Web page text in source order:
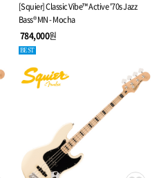
[Squier] Classic Vibe™ Active '70s Jazz
Bass® MN - Mocha
784,000원
BEST